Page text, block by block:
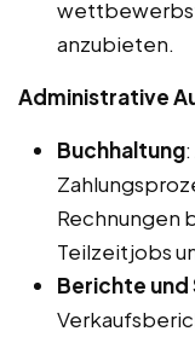
anzubieten.
Administrative
Buchhaltung
Rechnungen
Teilzeitjobs
Berichte